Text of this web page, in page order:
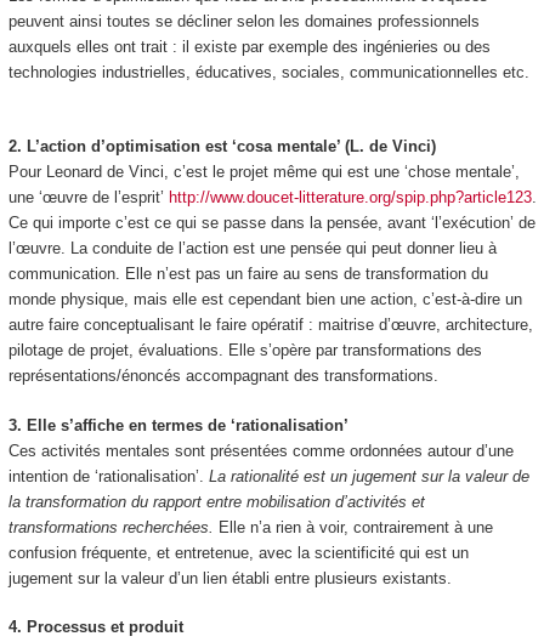
peuvent ainsi toutes se décliner selon les domaines professionnels
auxquels elles ont trait : il existe par exemple des ingénieries ou des
technologies industrielles, éducatives, sociales, communicationnelles etc.
2. L’action d’optimisation est ‘cosa mentale’ (L. de Vinci)
Pour Leonard de Vinci, c’est le projet même qui est une ‘chose mentale’,
une ‘œuvre de l’esprit’ http://www.doucet-litterature.org/spip.php?article123.
Ce qui importe c’est ce qui se passe dans la pensée, avant ‘l’exécution’ de
l’œuvre. La conduite de l’action est une pensée qui peut donner lieu à
communication. Elle n’est pas un faire au sens de transformation du
monde physique, mais elle est cependant bien une action, c’est-à-dire un
autre faire conceptualisant le faire opératif : maitrise d’œuvre, architecture,
pilotage de projet, évaluations. Elle s’opère par transformations des
représentations/énoncés accompagnant des transformations.
3. Elle s’affiche en termes de ‘rationalisation’
Ces activités mentales sont présentées comme ordonnées autour d’une
intention de ‘rationalisation’. La rationalité est un jugement sur la valeur de
la transformation du rapport entre mobilisation d’activités et
transformations recherchées.
Elle n’a rien à voir, contrairement à une
confusion fréquente, et entretenue, avec la scientificité qui est un
jugement sur la valeur d’un lien établi entre plusieurs existants.
4. Processus et produit